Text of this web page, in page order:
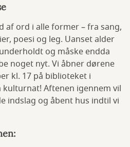
af ord i alle former – fra sang,
poesi og leg. Uanset alder
og måske endda
noget nyt. Vi åbner dørene
kl. 17 på biblioteket i
kulturnat! Aftenen igennem vil
indslag og åbent hus indtil vi